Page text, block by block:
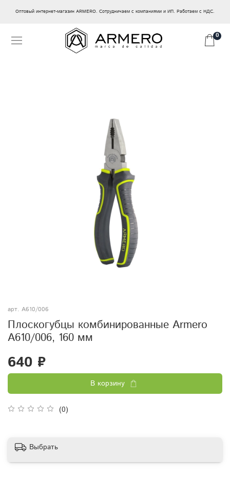
Оптовый интернет-магазин ARMERO. Сотрудничаем с компаниями и ИП. Работаем с НДС.
0
арт. A610/006
Плоскогубцы комбинированные Armero
A610/006, 160 мм
(0)
640 ₽
В корзину
Выбрать